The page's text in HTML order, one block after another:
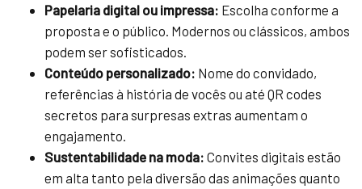
Papelaria digital ou impressa: Escolha conforme a
proposta e o público. Modernos ou clássicos, ambos
podem ser sofisticados.
Conteúdo personalizado: Nome do convidado,
referências à história de vocês ou até QR codes
secretos para surpresas extras aumentam o
engajamento.
Sustentabilidade na moda: Convites digitais estão
em alta tanto pela diversão das animações quanto